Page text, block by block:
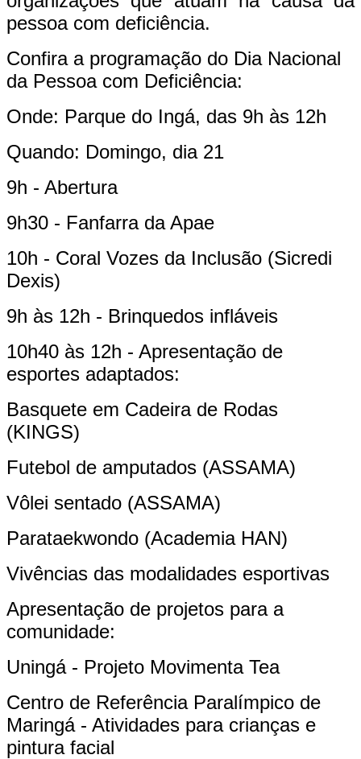
pessoa com deficiência.
Confira a programação do Dia Nacional
da Pessoa com Deficiência:
Onde: Parque do Ingá, das 9h às 12h
Quando: Domingo, dia 21
9h - Abertura
9h30 - Fanfarra da Apae
10h - Coral Vozes da Inclusão (Sicredi
Dexis)
9h às 12h - Brinquedos infláveis
10h40 às 12h - Apresentação de
esportes adaptados:
Basquete em Cadeira de Rodas
(KINGS)
Futebol de amputados (ASSAMA)
Vôlei sentado (ASSAMA)
Parataekwondo (Academia HAN)
Vivências das modalidades esportivas
Apresentação de projetos para a
comunidade:
Uningá - Projeto Movimenta Tea
Centro de Referência Paralímpico de
Maringá - Atividades para crianças e
pintura facial